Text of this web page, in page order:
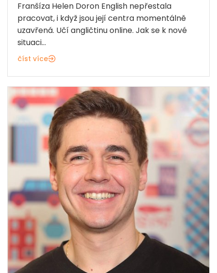
Franšíza Helen Doron English nepřestala
pracovat, i když jsou její centra momentálně
uzavřená. Učí angličtinu online. Jak se k nové
situaci...
číst více